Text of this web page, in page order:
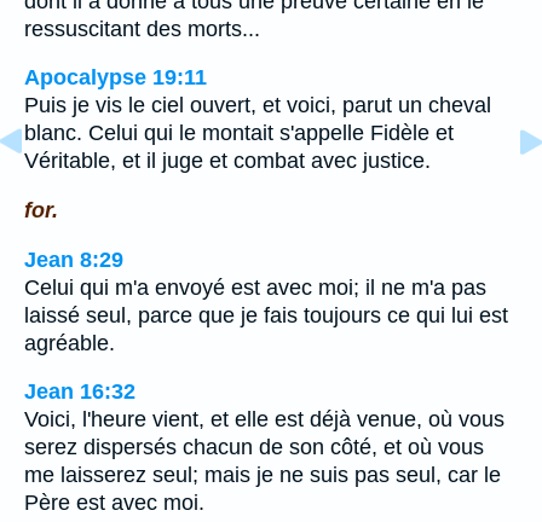
ressuscitant des morts...
Apocalypse 19:11
Puis je vis le ciel ouvert, et voici, parut un cheval
blanc. Celui qui le montait s'appelle Fidèle et
Véritable, et il juge et combat avec justice.
for.
Jean 8:29
Celui qui m'a envoyé est avec moi; il ne m'a pas
laissé seul, parce que je fais toujours ce qui lui est
agréable.
Jean 16:32
Voici, l'heure vient, et elle est déjà venue, où vous
serez dispersés chacun de son côté, et où vous
me laisserez seul; mais je ne suis pas seul, car le
Père est avec moi.